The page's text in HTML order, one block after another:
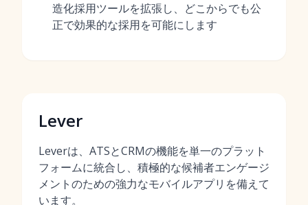
造化採用ツールを拡張し、どこからでも公
正で効果的な採用を可能にします
Lever
Leverは、ATSとCRMの機能を単一のプラット
フォームに統合し、積極的な候補者エンゲージ
メントのための強力なモバイルアプリを備えて
います。